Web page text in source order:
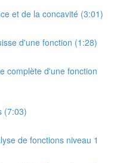
et de la concavité (3:01)
d'une fonction (1:28)
complète d'une fonction
(7:03)
de fonctions niveau 1